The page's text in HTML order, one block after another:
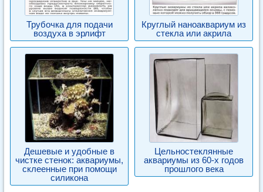
Трубочка для подачи
воздуха в эрлифт
Круглый наноаквариум из
стекла или акрила
Дешевые и удобные в
чистке стенок: аквариумы,
склеенные при помощи
силикона
Цельностеклянные
аквариумы из 60-х годов
прошлого века